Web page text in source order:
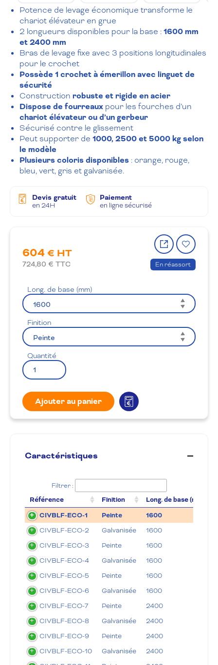
Potence de levage économique transforme le
chariot élévateur en grue
2 longueurs disponibles pour la base :1600 mm
et 2400 mm
Bras de levage fixe avec 3 positions longitudinales
pour le crochet
Possède 1 crochet à émerillon avec linguet de
sécurité
Construction robuste et rigide en acier
Dispose de fourreaux pour les fourches d’un
chariot élévateur ou d’un gerbeur
Sécurisé contre le glissement
Peut supporter de 1000, 2500 et 5000 kg selon
le modèle
Plusieurs coloris disponibles : orange, rouge,
bleu, vert, gris et galvanisée.
Devis gratuit
en 24H
Paiement
en ligne sécurisé
604€ HT
724,80 € TTC
Partager
le
produit
à
la
En réassort
Long. de base (mm)
Finition
Quantité
Ajouter au panier
Caractéristiques
Filtrer :
Référence Finition Long. de base (mm)
CIVBLF-ECO-1
Peinte 1600
CIVBLF-ECO-2 Galvanisée 1600
CIVBLF-ECO-3
Peinte 1600
CIVBLF-ECO-4
Galvanisée 1600
CIVBLF-ECO-5
Peinte 1600
CIVBLF-ECO-6
Galvanisée 1600
CIVBLF-ECO-7
Peinte 2400
CIVBLF-ECO-8
Galvanisée 2400
CIVBLF-ECO-9
Peinte 2400
CIVBLF-ECO-10
Galvanisée 2400